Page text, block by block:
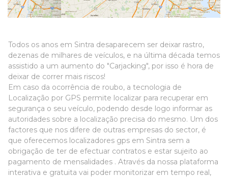
Todos os anos em Sintra desaparecem ser deixar rastro,
dezenas de milhares de veículos, e na última década temos
assistido a um aumento do "Carjacking", por isso é hora de
deixar de correr mais riscos!
Em caso da ocorrência de roubo, a tecnologia de
Localização por GPS permite localizar para recuperar em
segurança o seu veículo, podendo desde logo informar as
autoridades sobre a localização precisa do mesmo. Um dos
factores que nos difere de outras empresas do sector, é
que oferecemos localizadores gps em Sintra sem a
obrigação de ter de efectuar contratos e estar sujeito ao
pagamento de mensalidades . Através da nossa plataforma
interativa e gratuita vai poder monitorizar em tempo real,